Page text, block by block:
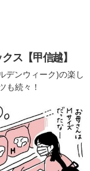
ス【甲信越】
デンウィーク)の楽し
も続々！